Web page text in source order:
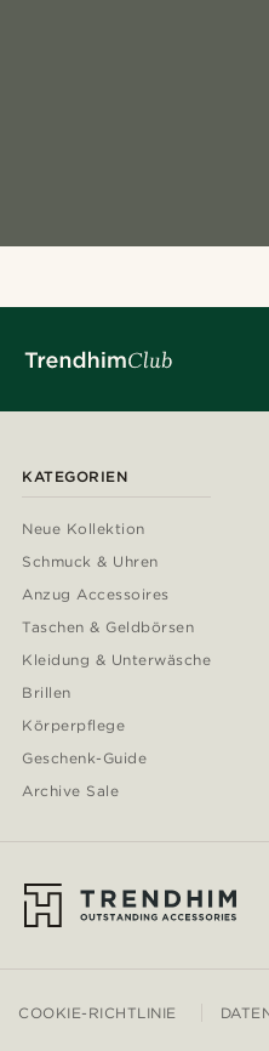
KATEGORIEN
Neue Kollektion
Schmuck & Uhren
Anzug Accessoires
Taschen & Geldbörsen
Kleidung & Unterwäsche
Brillen
Körperpflege
Geschenk-Guide
Archive Sale
COOKIE-RICHTLINIE